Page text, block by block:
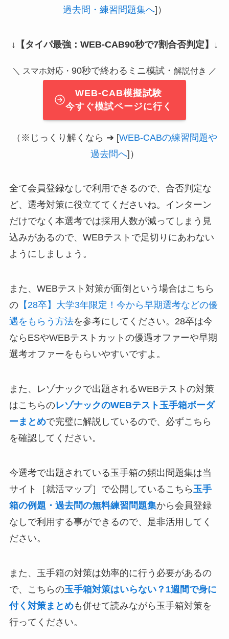
過去問・練習問題集へ]）
↓ 【タイパ最強：WEB-CAB90秒で7割合否判定】 ↓
＼ スマホ対応・ 90秒で終わるミニ模試・ 解説付き ／
WEB-CAB模擬試験
今すぐ模試ページに行く
（※じっくり解くなら ➔ [WEB-CABの練習問題や
過去問へ]）
全て会員登録なしで利用できるので、合否判定な
ど、選考対策に役立ててくださいね。インターン
だけでなく本選考では採用人数が減ってしまう見
込みがあるので、WEBテストで足切りにあわない
ようにしましょう。
また、WEBテスト対策が面倒という場合はこちら
の【28卒】大学3年限定！今から早期選考などの優
遇をもらう方法を参考にしてください。28卒は今
ならESやWEBテストカットの優遇オファーや早期
選考オファーをもらいやすいですよ。
また、レゾナックで出題されるWEBテストの対策
はこちらのレゾナックのWEBテスト玉手箱ボーダ
ーまとめで完璧に解説しているので、必ずこちら
を確認してください。
今選考で出題されている玉手箱の頻出問題集は当
サイト［就活マップ］で公開しているこちら 玉手
箱の例題・過去問の無料練習問題集から会員登録
なしで利用する事ができるので、是非活用してく
ださい。
また、玉手箱の対策は効率的に行う必要があるの
で、こちらの玉手箱対策はいらない？1週間で身に
付く対策まとめも併せて読みながら玉手箱対策を
行ってください。